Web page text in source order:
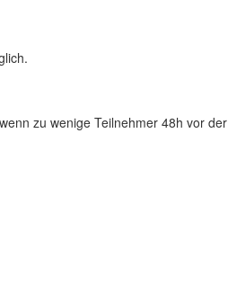
zu wenige Teilnehmer 48h vor der